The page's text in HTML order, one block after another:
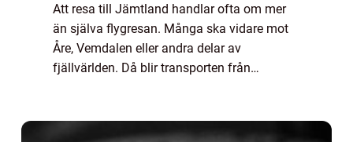
Att resa till Jämtland handlar ofta om mer
än själva flygresan. Många ska vidare mot
Åre, Vemdalen eller andra delar av
fjällvärlden. Då blir transporten från